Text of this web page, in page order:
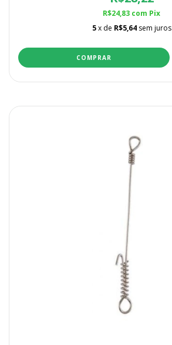
R$24,83 com Pix
5 x de R$5,64 sem juros
COMPRAR